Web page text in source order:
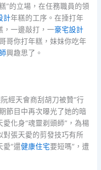
”的立場，在任務職員的領
計年糕的工序。在捶打年
，一邊敲打，一豪宅設計
哥你打年糕，妹妹你吃年
興趣思了。
阮經天會商刮胡刀被贊“行
節目中再次曝光了她的暗
化身“魂靈剃頭師”，為楊
張天愛的剪發技巧有所
愛“還健康住宅要短嗎”，遭